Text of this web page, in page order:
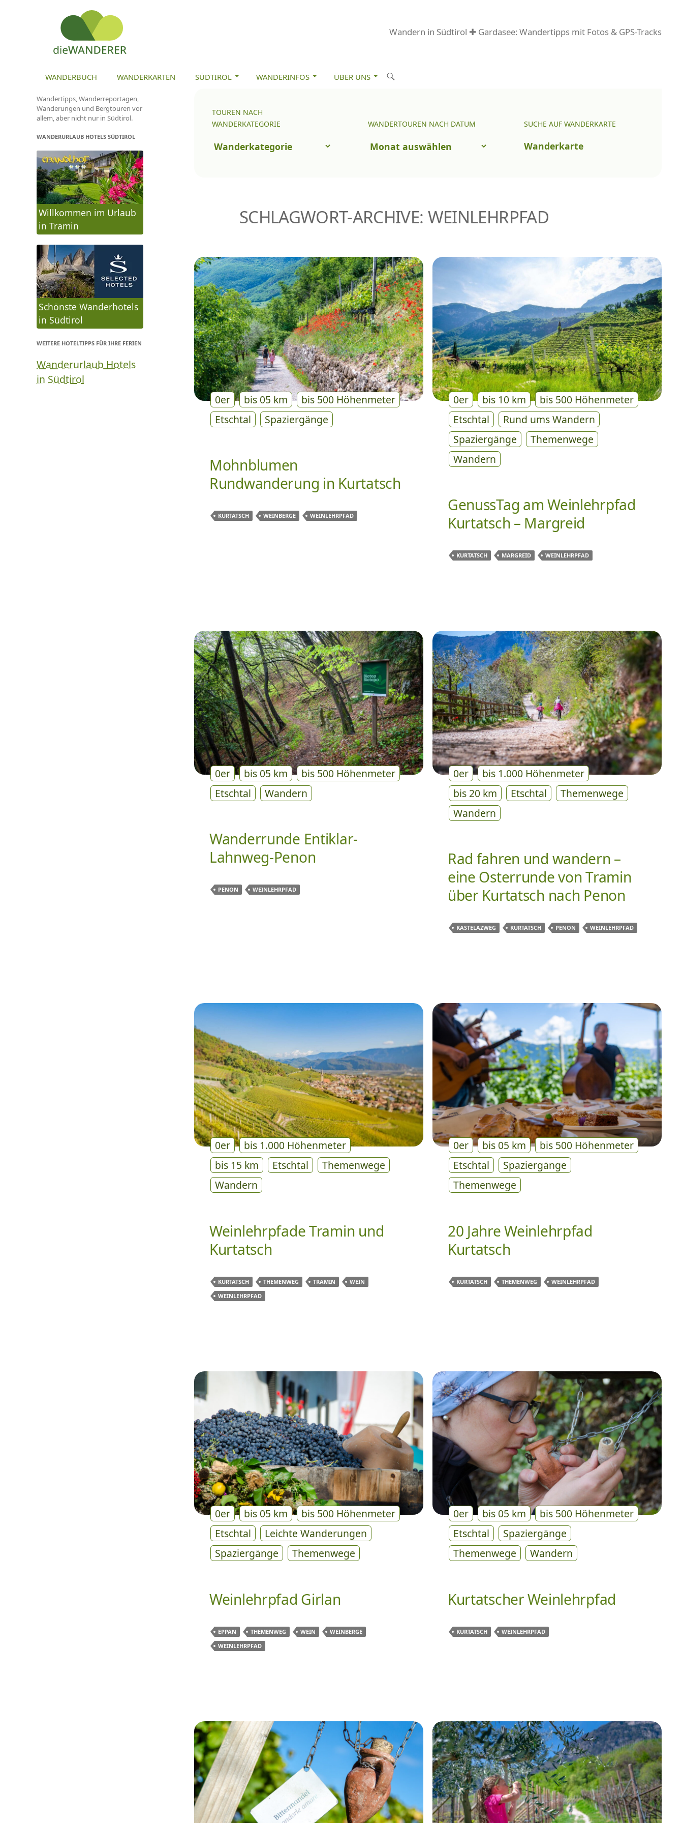
Wandern in Südtirol ✚ Gardasee: Wandertipps mit Fotos & GPS-Tracks
S
h
n
WANDERBUCH WANDERKARTEN SÜDTIROL WANDERINFOS ÜBER UNS
TOUREN NACH
WANDERKATEGORIE
Touren
WANDERTOUREN NACH DATUM
nach
Datum
SUCHE AUF WANDERKARTE
Wanderkarte
SCHLAGWORT-ARCHIVE: WEINLEHRPFAD
0er bis 05 km
bis 500 Höhenmeter
Etschtal
Spaziergänge
Mohnblumen
Rundwanderung in Kurtatsch
KURTATSCH WEINBERGE WEINLEHRPFAD
0er bis 10 km
bis 500 Höhenmeter
Etschtal
Rund ums Wandern
Spaziergänge
Themenwege
Wandern
GenussTag am Weinlehrpfad
Kurtatsch – Margreid
KURTATSCH MARGREID WEINLEHRPFAD
0er bis 05 km
bis 500 Höhenmeter
Etschtal
Wandern
Wanderrunde Entiklar-
Lahnweg-Penon
PENON WEINLEHRPFAD
0er
bis 1.000 Höhenmeter
bis 20 km
Etschtal
Themenwege
Wandern
Rad fahren und wandern –
eine Osterrunde von Tramin
über Kurtatsch nach Penon
KASTELAZWEG KURTATSCH PENON WEINLEHRPFAD
0er
bis 1.000 Höhenmeter
bis 15 km
Etschtal
Themenwege
Wandern
Weinlehrpfade Tramin und
Kurtatsch
KURTATSCH THEMENWEG TRAMIN
WEIN
WEINLEHRPFAD
0er bis 05 km
bis 500 Höhenmeter
Etschtal
Spaziergänge
Themenwege
20 Jahre Weinlehrpfad
Kurtatsch
KURTATSCH THEMENWEG WEINLEHRPFAD
0er bis 05 km
bis 500 Höhenmeter
Etschtal
Leichte Wanderungen
Spaziergänge
Themenwege
Weinlehrpfad Girlan
EPPAN THEMENWEG WEIN
WEINBERGE
WEINLEHRPFAD
0er bis 05 km
bis 500 Höhenmeter
Etschtal
Spaziergänge
Themenwege
Wandern
Kurtatscher Weinlehrpfad
KURTATSCH WEINLEHRPFAD
Wandertipps, Wanderreportagen,
Wanderungen und Bergtouren vor
allem, aber nicht nur in Südtirol.
WANDERURLAUB HOTELS SÜDTIROL
Willkommen im Urlaub
in Tramin
Schönste Wanderhotels
in Südtirol
WEITERE HOTELTIPPS FÜR IHRE FERIEN
Wanderurlaub Hotels
in Südtirol